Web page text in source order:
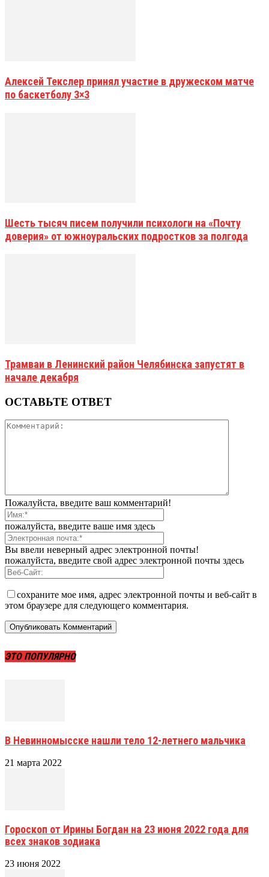
Алексей Текслер принял участие в дружеском матче
по баскетболу 3×3
Шесть тысяч писем получили психологи на «Почту
доверия» от южноуральских подростков за полгода
Трамваи в Ленинский район Челябинска запустят в
начале декабря
ОСТАВЬТЕ ОТВЕТ
Пожалуйста, введите ваш комментарий!
пожалуйста, введите ваше имя здесь
Вы ввели неверный адрес электронной почты!
пожалуйста, введите свой адрес электронной почты здесь
сохраните мое имя, адрес электронной почты и веб-сайт в
этом браузере для следующего комментария.
ЭТО ПОПУЛЯРНО
В Невинномысске нашли тело 12-летнего мальчика
21 марта 2022
Гороскоп от Ирины Богдан на 23 июня 2022 года для
всех знаков зодиака
23 июня 2022